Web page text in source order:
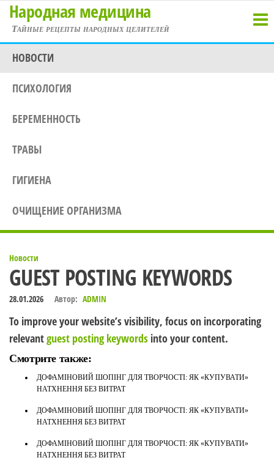
Перейти
содержимому
Народная медицина
Тайные рецепты народных целителей
НОВОСТИ
ПСИХОЛОГИЯ
БЕРЕМЕННОСТЬ
ТРАВЫ
ГИГИЕНА
ОЧИЩЕНИЕ ОРГАНИЗМА
Новости
GUEST POSTING KEYWORDS
28.01.2026 Автор: ADMIN
To improve your website’s visibility, focus on incorporating
relevantguest posting keywords into your content.
Смотрите также:
ДОФАМІНОВИЙ ШОПІНГ ДЛЯ ТВОРЧОСТІ: ЯК «КУПУВАТИ»
НАТХНЕННЯ БЕЗ ВИТРАТ
ДОФАМІНОВИЙ ШОПІНГ ДЛЯ ТВОРЧОСТІ: ЯК «КУПУВАТИ»
НАТХНЕННЯ БЕЗ ВИТРАТ
ДОФАМІНОВИЙ ШОПІНГ ДЛЯ ТВОРЧОСТІ: ЯК «КУПУВАТИ»
НАТХНЕННЯ БЕЗ ВИТРАТ